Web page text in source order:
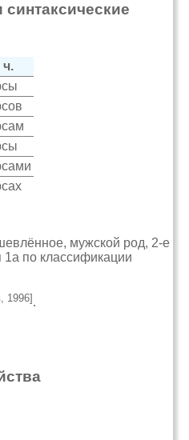
ч.
мужской род, 2-е
1a по классификации
1996] .